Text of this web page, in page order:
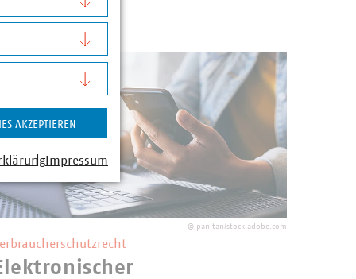
© panitan/stock.adobe.com
AKZEPTIEREN
Impressum